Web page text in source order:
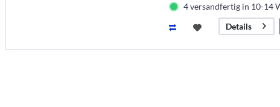
4 versandfertig in 10-14
Details